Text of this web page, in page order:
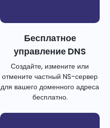
Бесплатное
управление DNS
Создайте, измените или
отмените частный NS-сервер
для вашего доменного адреса
бесплатно.